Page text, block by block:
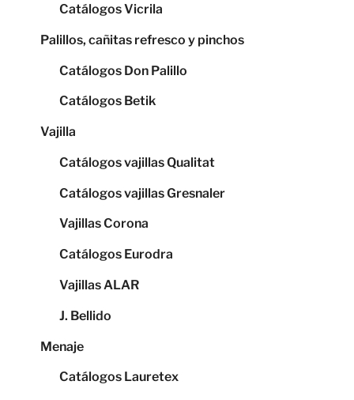
Catálogos Vicrila
Palillos, cañitas refresco y pinchos
Catálogos Don Palillo
Catálogos Betik
Vajilla
Catálogos vajillas Qualitat
Catálogos vajillas Gresnaler
Vajillas Corona
Catálogos Eurodra
Vajillas ALAR
J. Bellido
Menaje
Catálogos Lauretex